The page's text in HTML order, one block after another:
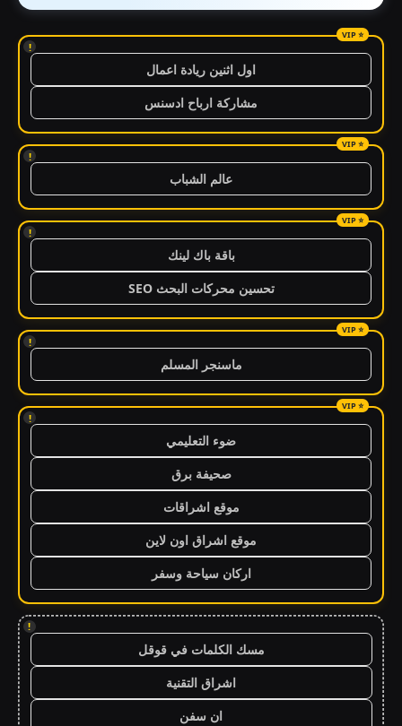
!
اول اثنين ريادة اعمال
مشاركة ارباح ادسنس
!
عالم الشباب
!
باقة باك لينك
تحسين محركات البحث SEO
!
ماسنجر المسلم
!
ضوء التعليمي
صحيفة برق
موقع اشراقات
موقع اشراق اون لاين
اركان سياحة وسفر
!
مسك الكلمات في قوقل
اشراق التقنية
ان سفن